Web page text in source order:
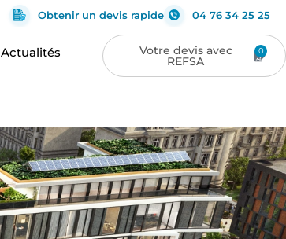
Obtenir un devis rapide 04 76 34 25 25
Actualités 0